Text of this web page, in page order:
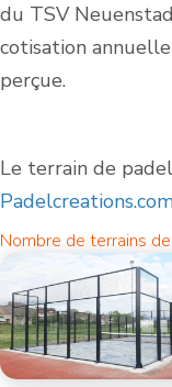
du TSV
cotisation
perçue.
Le terrain de
Nombre de terrains